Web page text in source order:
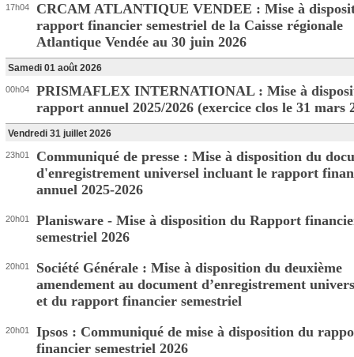
17h04
CRCAM ATLANTIQUE VENDEE : Mise à
rapport financier semestriel de la Caisse régionale
Atlantique Vendée au 30 juin 2026
Samedi 01 août 2026
00h04
PRISMAFLEX INTERNATIONAL : Mise à
rapport annuel 2025/2026 (exercice clos le 31 mars
Vendredi 31 juillet 2026
23h01
Communiqué de presse : Mise à disposition du
d'enregistrement universel incluant le rapport
annuel 2025-2026
20h01
Planisware - Mise à disposition du Rapport
semestriel 2026
20h01
Société Générale : Mise à disposition du deuxième
amendement au document d’enregistrement
et du rapport financier semestriel
20h01
Ipsos : Communiqué de mise à disposition du
financier semestriel 2026